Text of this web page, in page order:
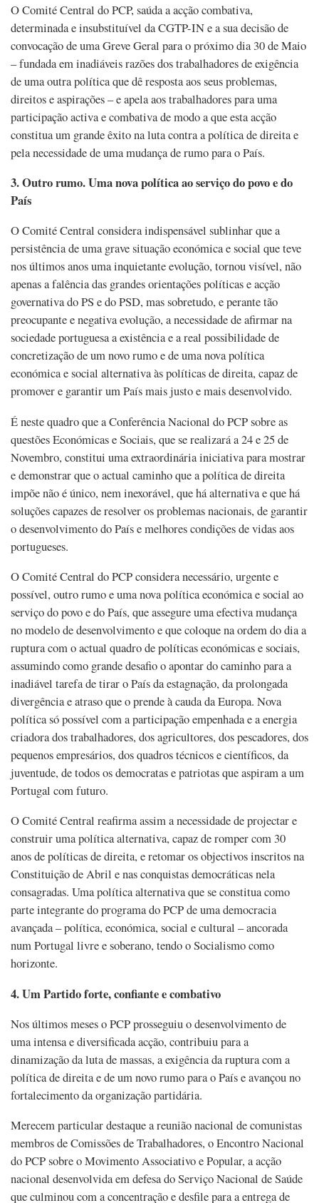
O Comité Central do PCP, saúda a acção combativa,
determinada e insubstituível da CGTP-IN e a sua decisão de
convocação de uma Greve Geral para o próximo dia 30 de Maio
– fundada em inadiáveis razões dos trabalhadores de exigência
de uma outra política que dê resposta aos seus problemas,
direitos e aspirações – e apela aos trabalhadores para uma
participação activa e combativa de modo a que esta acção
constitua um grande êxito na luta contra a política de direita e
pela necessidade de uma mudança de rumo para o País.
3. Outro rumo. Uma nova política ao serviço do povo e do
País
O Comité Central considera indispensável sublinhar que a
persistência de uma grave situação económica e social que teve
nos últimos anos uma inquietante evolução, tornou visível, não
apenas a falência das grandes orientações políticas e acção
governativa do PS e do PSD, mas sobretudo, e perante tão
preocupante e negativa evolução, a necessidade de afirmar na
sociedade portuguesa a existência e a real possibilidade de
concretização de um novo rumo e de uma nova política
económica e social alternativa às políticas de direita, capaz de
promover e garantir um País mais justo e mais desenvolvido.
É neste quadro que a Conferência Nacional do PCP sobre as
questões Económicas e Sociais, que se realizará a 24 e 25 de
Novembro, constitui uma extraordinária iniciativa para mostrar
e demonstrar que o actual caminho que a política de direita
impõe não é único, nem inexorável, que há alternativa e que há
soluções capazes de resolver os problemas nacionais, de garantir
o desenvolvimento do País e melhores condições de vidas aos
portugueses.
O Comité Central do PCP considera necessário, urgente e
possível, outro rumo e uma nova política económica e social ao
serviço do povo e do País, que assegure uma efectiva mudança
no modelo de desenvolvimento e que coloque na ordem do dia a
ruptura com o actual quadro de políticas económicas e sociais,
assumindo como grande desafio o apontar do caminho para a
inadiável tarefa de tirar o País da estagnação, da prolongada
divergência e atraso que o prende à cauda da Europa. Nova
política só possível com a participação empenhada e a energia
criadora dos trabalhadores, dos agricultores, dos pescadores, dos
pequenos empresários, dos quadros técnicos e científicos, da
juventude, de todos os democratas e patriotas que aspiram a um
Portugal com futuro.
O Comité Central reafirma assim a necessidade de projectar e
construir uma política alternativa, capaz de romper com 30
anos de políticas de direita, e retomar os objectivos inscritos na
Constituição de Abril e nas conquistas democráticas nela
consagradas. Uma política alternativa que se constitua como
parte integrante do programa do PCP de uma democracia
avançada – política, económica, social e cultural – ancorada
num Portugal livre e soberano, tendo o Socialismo como
horizonte.
4. Um Partido forte, confiante e combativo
Nos últimos meses o PCP prosseguiu o desenvolvimento de
uma intensa e diversificada acção, contribuiu para a
dinamização da luta de massas, a exigência da ruptura com a
política de direita e de um novo rumo para o País e avançou no
fortalecimento da organização partidária.
Merecem particular destaque a reunião nacional de comunistas
membros de Comissões de Trabalhadores, o Encontro Nacional
do PCP sobre o Movimento Associativo e Popular, a acção
nacional desenvolvida em defesa do Serviço Nacional de Saúde
que culminou com a concentração e desfile para a entrega de